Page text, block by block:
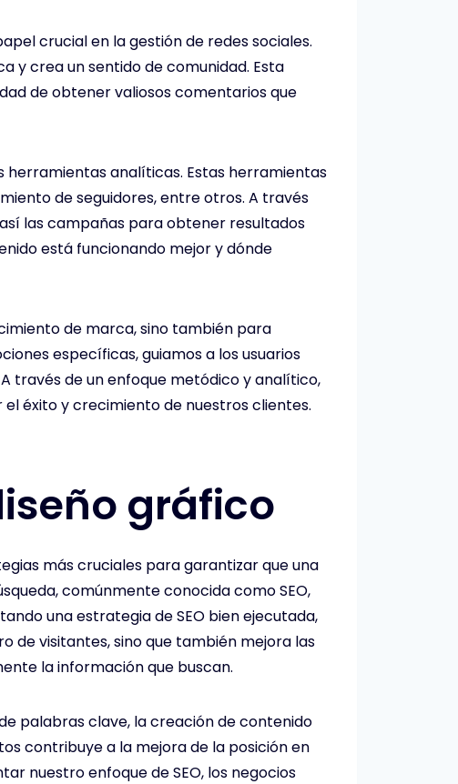
crucial en la gestión de redes sociales.
y crea un sentido de comunidad. Esta
de obtener valiosos comentarios que
herramientas analíticas. Estas herramientas
de seguidores, entre otros. A través
las campañas para obtener resultados
está funcionando mejor y dónde
de marca, sino también para
específicas, guiamos a los usuarios
través de un enfoque metódico y analítico,
éxito y crecimiento de nuestros clientes.
gráfico
más cruciales para garantizar que una
comúnmente conocida como SEO,
una estrategia de SEO bien ejecutada,
de visitantes, sino que también mejora las
la información que buscan.
palabras clave, la creación de contenido
contribuye a la mejora de la posición en
nuestro enfoque de SEO, los negocios